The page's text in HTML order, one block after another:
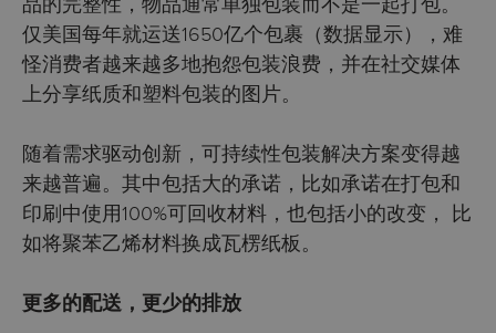
仅美国每年就运送1650亿个包裹（数据显示），难
怪消费者越来越多地抱怨包装浪费，并在社交媒体
上分享纸质和塑料包装的图片。
随着需求驱动创新，可持续性包装解决方案变得越
来越普遍。其中包括大的承诺，比如承诺在打包和
印刷中使用100%可回收材料，也包括小的改变，
比
如将聚苯乙烯材料换成瓦楞纸板。
更多的配送，更少的排放